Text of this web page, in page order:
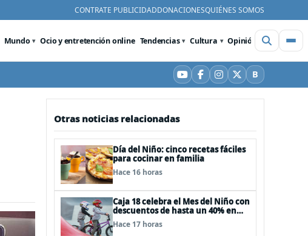
CONTRATE PUBLICIDADDONACIONESQUIÉNES SOMOS
Mundo Ocio y entretención online Tendencias Cultura Opinión Videos
YouTube
Facebook
Instagram
X BBluesky
Otras noticias relacionadas
Día del Niño: cinco recetas fáciles
para cocinar en familia
Hace 16 horas
Caja 18 celebra el Mes del Niño con
descuentos de hasta un 40% en
panoramas, cine, shows y
streaming
Hace 17 horas